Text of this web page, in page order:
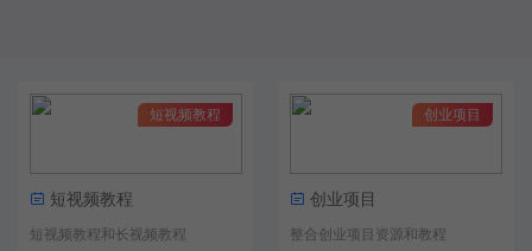
短视频教程
短视频教程
短视频教程和长视频教程
创业项目
创业项目
整合创业项目资源和教程